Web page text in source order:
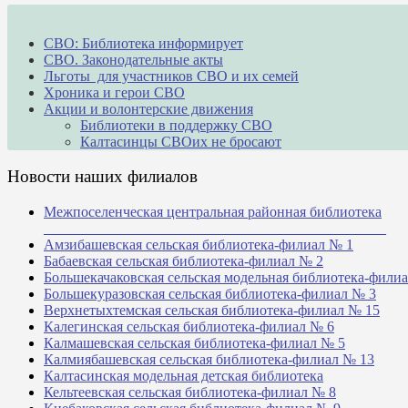
СВО: Библиотека информирует
СВО. Законодательные акты
Льготы для участников СВО и их семей
Хроника и герои СВО
Акции и волонтерские движения
Библиотеки в поддержку СВО
Калтасинцы СВОих не бросают
Новости наших филиалов
Межпоселенческая центральная районная библиотека
Амзибашевская сельская библиотека-филиал № 1
Бабаевская сельская библиотека-филиал № 2
Большекачаковская сельская модельная библиотека-
Большекуразовская сельская библиотека-филиал № 3
Верхнетыхтемская сельская библиотека-филиал № 15
Калегинская сельская библиотека-филиал № 6
Калмашевская сельская библиотека-филиал № 5
Калмиябашевская сельская библиотека-филиал № 13
Калтасинская модельная детская библиотека
Кельтеевская сельская библиотека-филиал № 8